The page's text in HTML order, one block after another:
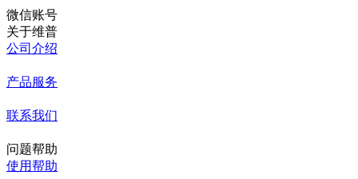
微信账号
关于维普
公司介绍
产品服务
联系我们
问题帮助
使用帮助